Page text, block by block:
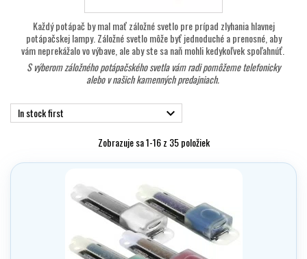
Každý potápač by mal mať záložné svetlo pre prípad zlyhania hlavnej
potápačskej lampy. Záložné svetlo môže byť jednoduché a prenosné, aby
vám neprekážalo vo výbave, ale aby ste sa naň mohli kedykoľvek spoľahnúť.
S výberom záložného potápačského svetla vám radi pomôžemetelefonicky
alebo v našich kamenných predajniach.
In stock first 
Zobrazuje sa 1-16 z 35 položiek